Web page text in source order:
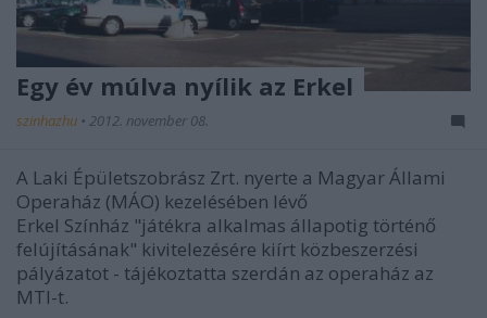
Egy év múlva nyílik az Erkel
szinhazhu • 2012. november 08.
A Laki Épületszobrász Zrt. nyerte a Magyar Állami
Operaház (MÁO) kezelésében lévő
Erkel Színház "játékra alkalmas állapotig történő
felújításának" kivitelezésére kiírt közbeszerzési
pályázatot - tájékoztatta szerdán az operaház az
MTI-t.